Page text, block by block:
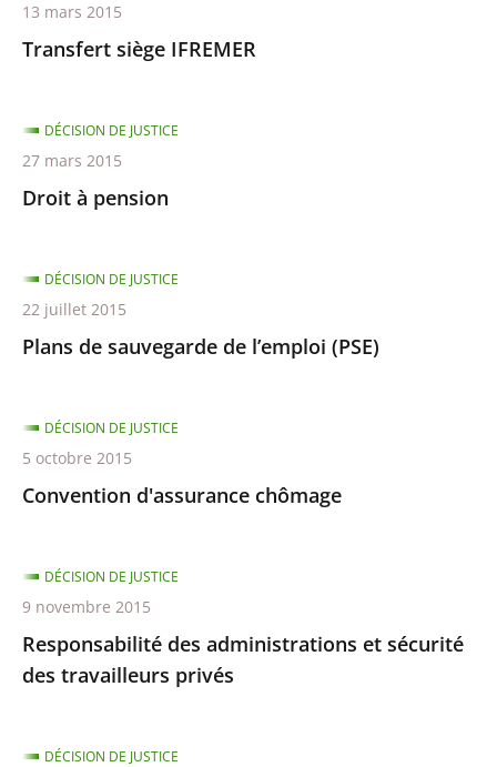
Transfert siège IFREMER
13 mars 2015
Droit à pension
DÉCISION DE JUSTICE
27 mars 2015
Plans de sauvegarde de l’emploi (PSE)
DÉCISION DE JUSTICE
22 juillet 2015
Convention d'assurance chômage
DÉCISION DE JUSTICE
5 octobre 2015
Responsabilité des administrations et sécurité
des travailleurs privés
DÉCISION DE JUSTICE
9 novembre 2015
DÉCISION DE JUSTICE